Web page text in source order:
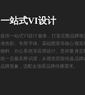
一站式VI设计
提供一站式VI设计服务，打造完整品牌
准色彩、专用字体、基础图形等核心视
物料、办公系统等应用设计。坚持量身
统一且极具辨识度，从视觉层面传递品
品牌形象，适配全场景品牌传播需求。